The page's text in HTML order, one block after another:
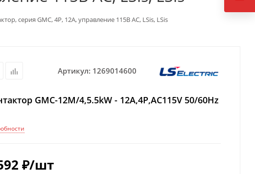
серия GMC, 4P, 12А, управление 115В AC, LSis, LSis
Артикул: 1269014600
GMC-12M/4,5.5kW - 12A,4Р,AC115V 50/60Hz
₽/шт